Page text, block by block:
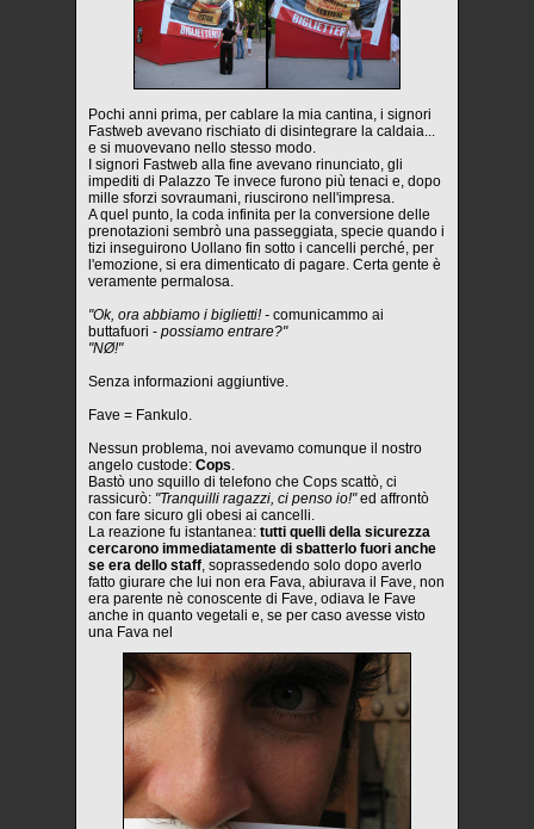
Pochi anni prima, per cablare la mia cantina, i signori
Fastweb avevano rischiato di disintegrare la caldaia...
e si muovevano nello stesso modo.
I signori Fastweb alla fine avevano rinunciato, gli
impediti di Palazzo Te invece furono più tenaci e, dopo
mille sforzi sovraumani, riuscirono nell'impresa.
A quel punto, la coda infinita per la conversione delle
prenotazioni sembrò una passeggiata, specie quando i
tizi inseguirono Uollano fin sotto i cancelli perché, per
l'emozione, si era dimenticato di pagare. Certa gente è
veramente permalosa.
"Ok, ora abbiamo i biglietti! - comunicammo ai
buttafuori - possiamo entrare?"
"NØ!"
Senza informazioni aggiuntive.
Fave = Fankulo.
Nessun problema, noi avevamo comunque il nostro
angelo custode: Cops.
Bastò uno squillo di telefono che Cops scattò, ci
rassicurò: "Tranquilli ragazzi, ci penso io!"ed affrontò
con fare sicuro gli obesi ai cancelli.
La reazione fu istantanea: tutti quelli della sicurezza
cercarono immediatamente di sbatterlo fuori anche
se era dello staff, soprassedendo solo dopo averlo
fatto giurare che lui non era Fava, abiurava il Fave, non
era parente nè conoscente di Fave, odiava le Fave
anche in quanto vegetali e, se per caso avesse visto
una Fava nel